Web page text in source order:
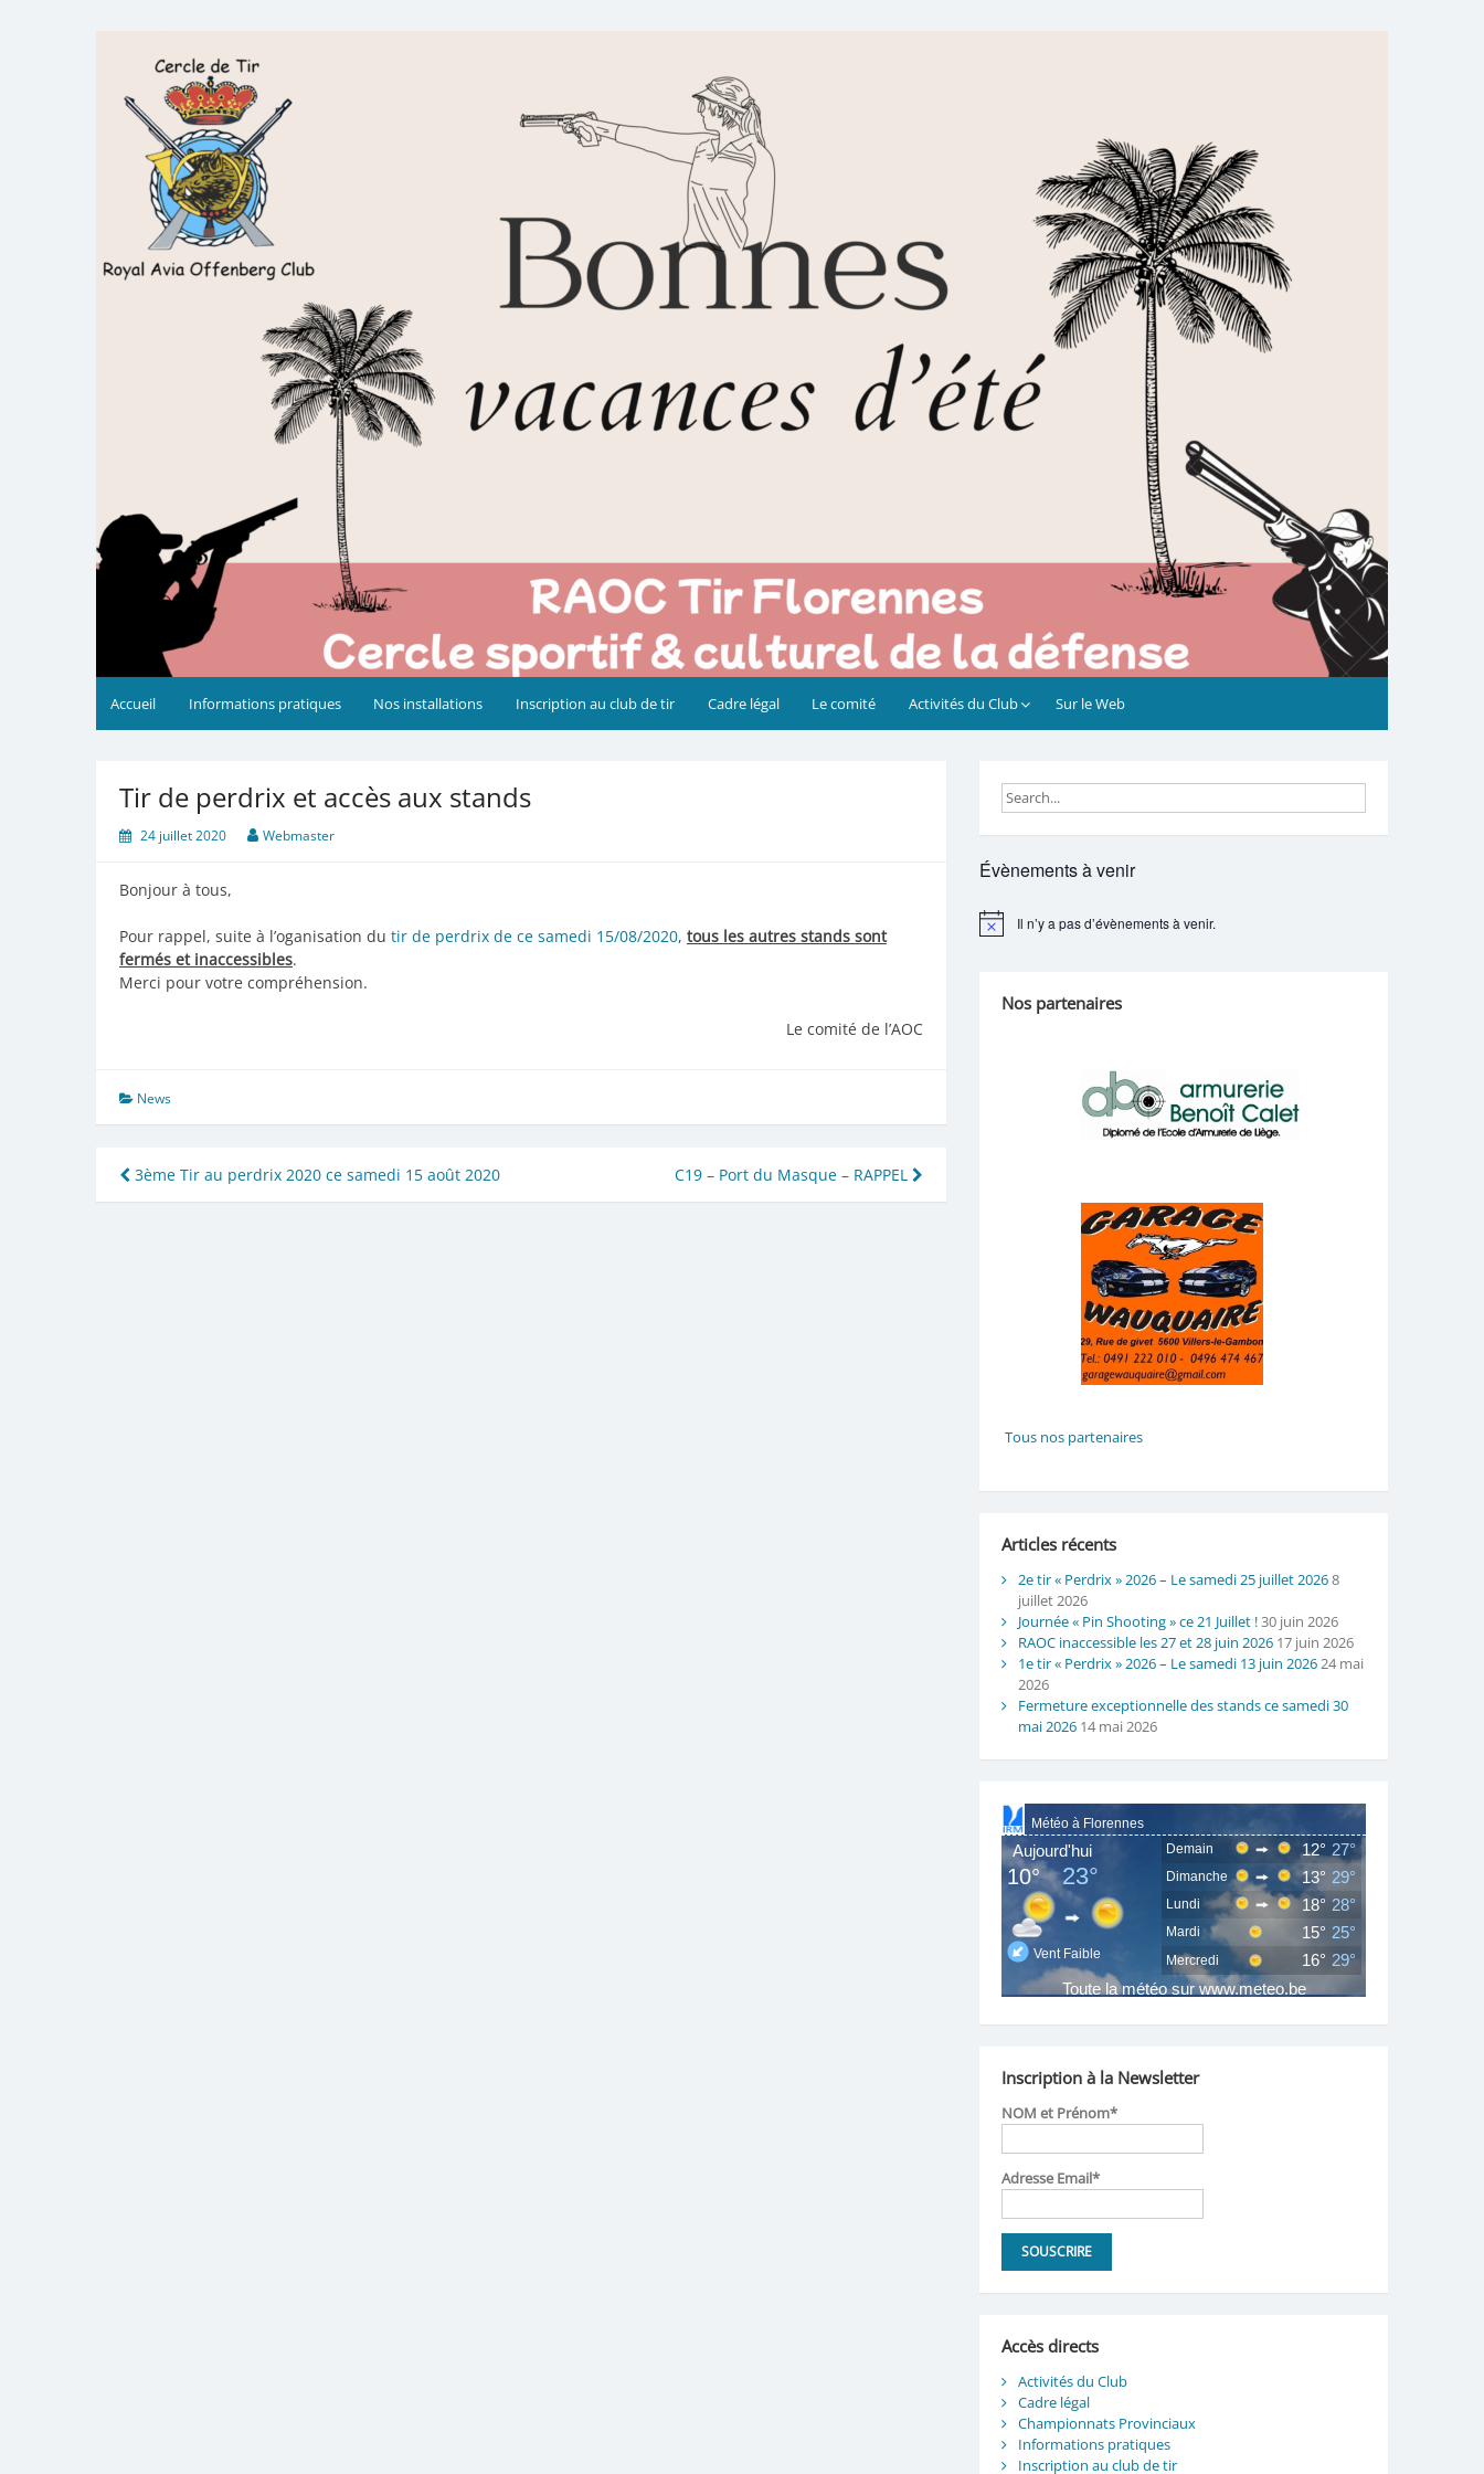
Royal AOC Florennes
Section TIR de l'AVIA
Accueil Informations pratiques Nos installations Inscription au club de tir Cadre légal Le comité Activités du Club Sur le Web
Tir de perdrix et accès aux stands
24 juillet 2020 Webmaster
Bonjour à tous,
Pour rappel, suite à l’oganisation du tir de perdrix de ce samedi 15/08/2020, tous les autres stands sont
fermés et inaccessibles.
Merci pour votre compréhension.
Le comité de l’AOC
News
Navigation
de
3ème Tir au perdrix 2020 ce samedi 15 août 2020 C19 – Port du Masque – RAPPEL
Évènements à venir
Notice Il n’y a pas d’évènements à venir.
Nos partenaires
Tous nos partenaires
Articles récents
2e tir « Perdrix » 2026 – Le samedi 25 juillet 20268
juillet 2026
Journée « Pin Shooting » ce 21 Juillet !30 juin 2026
RAOC inaccessible les 27 et 28 juin 2026 17 juin 2026
1e tir « Perdrix » 2026 – Le samedi 13 juin 202624 mai
2026
Fermeture exceptionnelle des stands ce samedi 30
mai 2026 14 mai 2026
Inscription à la Newsletter
NOM et Prénom*
Adresse Email*
Accès directs
Activités du Club
Cadre légal
Championnats Provinciaux
Informations pratiques
Inscription au club de tir